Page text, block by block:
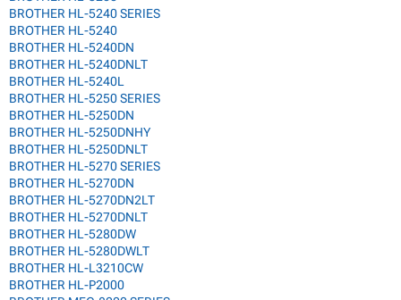
BROTHER HL-5240 SERIES
BROTHER HL-5240
BROTHER HL-5240DN
BROTHER HL-5240DNLT
BROTHER HL-5240L
BROTHER HL-5250 SERIES
BROTHER HL-5250DN
BROTHER HL-5250DNHY
BROTHER HL-5250DNLT
BROTHER HL-5270 SERIES
BROTHER HL-5270DN
BROTHER HL-5270DN2LT
BROTHER HL-5270DNLT
BROTHER HL-5280DW
BROTHER HL-5280DWLT
BROTHER HL-L3210CW
BROTHER HL-P2000